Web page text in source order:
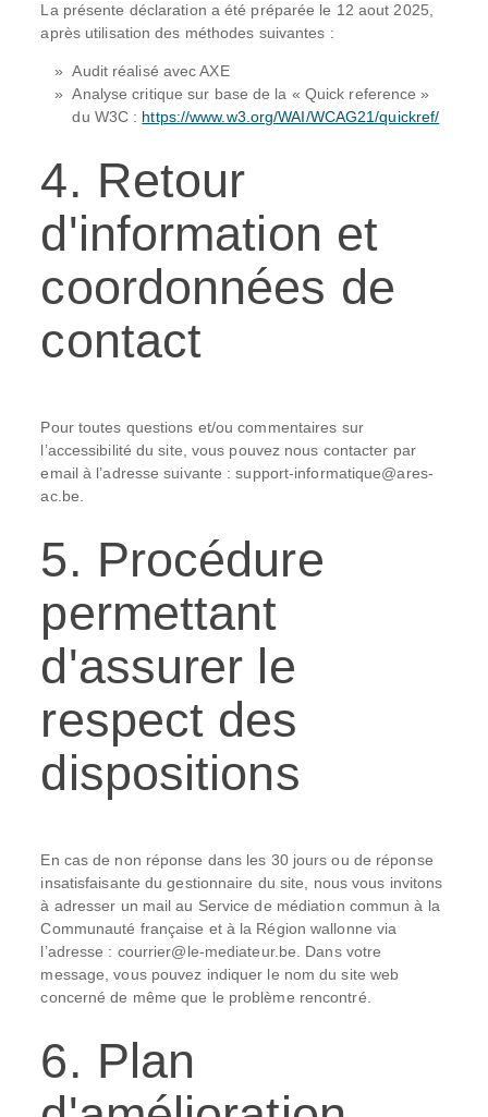
La présente déclaration a été préparée le 12 aout 2025,
après utilisation des méthodes suivantes :
Audit réalisé avec AXE
Analyse critique sur base de la « Quick reference »
du W3C : https://www.w3.org/WAI/WCAG21/quickref/
4. Retour
d'information et
coordonnées de
contact
Pour toutes questions et/ou commentaires sur
l’accessibilité du site, vous pouvez nous contacter par
email à l’adresse suivante : support-informatique@ares-
ac.be.
5. Procédure
permettant
d'assurer le
respect des
dispositions
En cas de non réponse dans les 30 jours ou de réponse
insatisfaisante du gestionnaire du site, nous vous invitons
à adresser un mail au Service de médiation commun à la
Communauté française et à la Région wallonne via
l’adresse : courrier@le-mediateur.be. Dans votre
message, vous pouvez indiquer le nom du site web
concerné de même que le problème rencontré.
6. Plan